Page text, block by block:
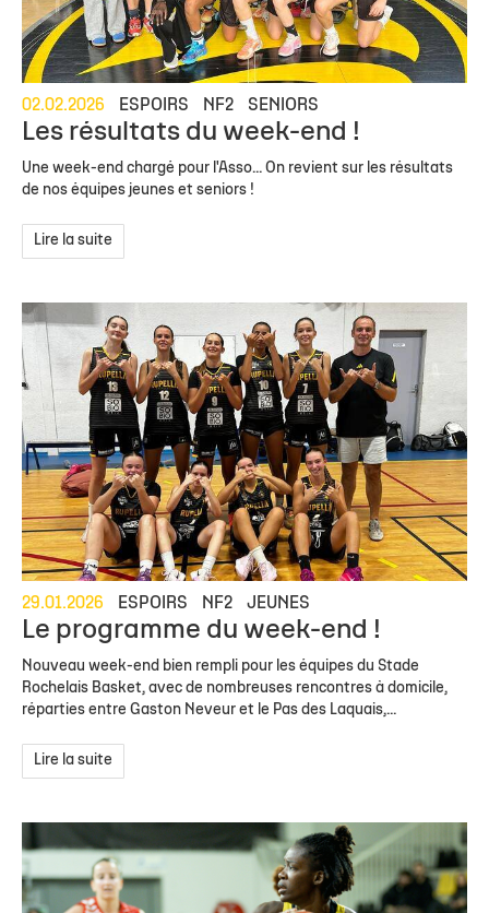
02.02.2026 ESPOIRS NF2 SENIORS
Les résultats du week-end !
Une week-end chargé pour l'Asso... On revient sur les résultats
de nos équipes jeunes et seniors !
Lire la suite
29.01.2026 ESPOIRS NF2 JEUNES
Le programme du week-end !
Nouveau week-end bien rempli pour les équipes du Stade
Rochelais Basket, avec de nombreuses rencontres à domicile,
réparties entre Gaston Neveur et le Pas des Laquais,...
Lire la suite